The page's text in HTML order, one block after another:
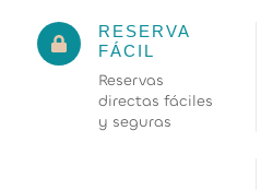
RESERVA
FÁCIL
Reservas
directas fáciles
y seguras